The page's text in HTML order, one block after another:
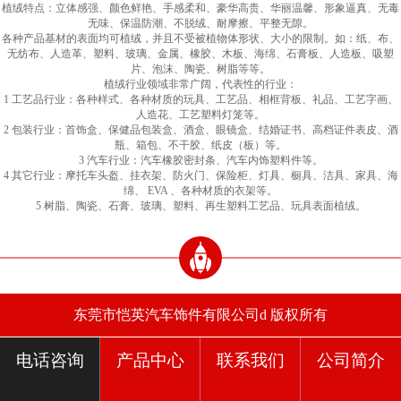
植绒特点：立体感强、颜色鲜艳、手感柔和、豪华高贵、华丽温馨、形象逼真、无毒
无味、保温防潮、不脱绒、耐摩擦、平整无隙。
各种产品基材的表面均可植绒，并且不受被植物体形状、大小的限制。如：纸、布、
无纺布、人造革、塑料、玻璃、金属、橡胶、木板、海绵、石膏板、人造板、吸塑
片、泡沫、陶瓷、树脂等等。
植绒行业领域非常广阔，代表性的行业：
1 工艺品行业：各种样式、各种材质的玩具、工艺品、相框背板、礼品、工艺字画、
人造花、工艺塑料灯笼等。
2 包装行业：首饰盒、保健品包装盒、酒盒、眼镜盒、结婚证书、高档证件表皮、酒
瓶、箱包、不干胶、纸皮（板）等。
3 汽车行业：汽车橡胶密封条、汽车内饰塑料件等。
4 其它行业：摩托车头盔、挂衣架、防火门、保险柜、灯具、橱具、洁具、家具、海
绵、 EVA 、各种材质的衣架等。
5 树脂、陶瓷、石膏、玻璃、塑料、再生塑料工艺品、玩具表面植绒。
东莞市恺英汽车饰件有限公司d 版权所有
电话咨询 产品中心 联系我们 公司简介